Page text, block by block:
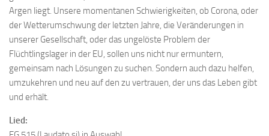
Argen liegt. Unsere momentanen Schwierigkeiten, ob Corona, oder
der Wetterumschwung der letzten Jahre, die Veränderungen in
unserer Gesellschaft, oder das ungelöste Problem der
Flüchtlingslager in der EU, sollen uns nicht nur ermuntern,
gemeinsam nach Lösungen zu suchen. Sondern auch dazu helfen,
umzukehren und neu auf den zu vertrauen, der uns das Leben gibt
und erhält.
Lied: